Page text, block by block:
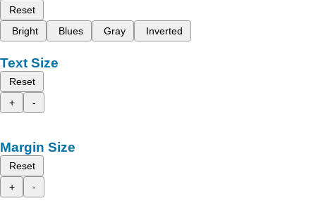
Reset
Bright
Blues Gray Inverted
Text Size
Reset
+
-
Margin Size
Reset
+
-